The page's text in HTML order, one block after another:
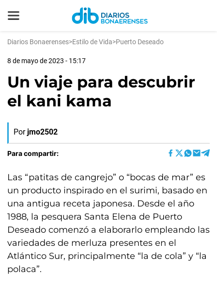
Diarios Bonaerenses>Estilo de Vida>Puerto Deseado
8 de mayo de 2023 - 15:17
Un viaje para descubrir
el kani kama
Por jmo2502
Para compartir:
Las “patitas de cangrejo” o “bocas de mar” es
un producto inspirado en el surimi, basado en
una antigua receta japonesa. Desde el año
1988, la pesquera Santa Elena de Puerto
Deseado comenzó a elaborarlo empleando las
variedades de merluza presentes en el
Atlántico Sur, principalmente “la de cola” y “la
polaca”.